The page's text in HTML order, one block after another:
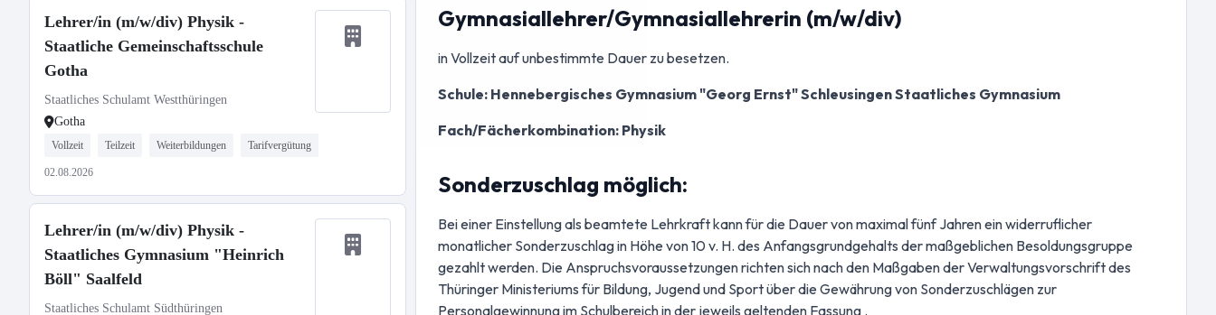
Lehrer/in (m/w/div) Physik -
Staatliche Gemeinschaftsschule
Gotha
Staatliches Schulamt Westthüringen
Gotha
Vollzeit Teilzeit Weiterbildungen Tarifvergütung
02.08.2026
Lehrer/in (m/w/div) Physik -
Staatliches Gymnasium "Heinrich
Böll" Saalfeld
Staatliches Schulamt Südthüringen